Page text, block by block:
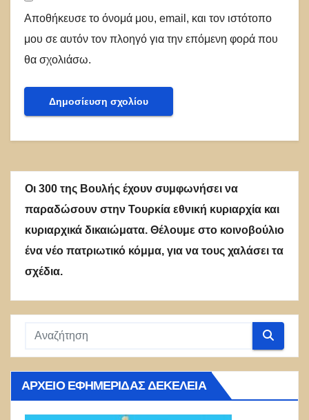
Αποθήκευσε το όνομά μου, email, και τον ιστότοπο
μου σε αυτόν τον πλοηγό για την επόμενη φορά που
θα σχολιάσω.
Οι 300 της Βουλής έχουν συμφωνήσει να
παραδώσουν στην Τουρκία εθνική κυριαρχία και
κυριαρχικά δικαιώματα. Θέλουμε στο κοινοβούλιο
ένα νέο πατριωτικό κόμμα, για να τους χαλάσει τα
σχέδια.
ΑΡΧΕΊΟ ΕΦΗΜΕΡΊΔΑΣ ΔΕΚΈΛΕΙΑ